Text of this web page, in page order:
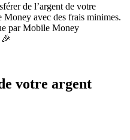
de l’argent de votre
avec des frais minimes.
par Mobile Money
votre argent